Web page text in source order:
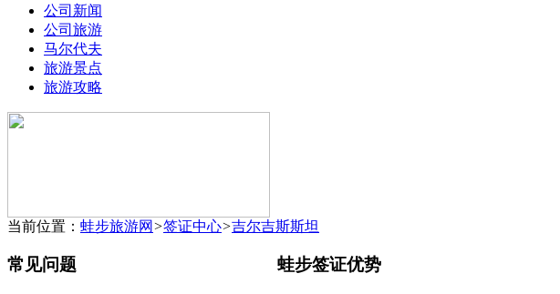
公司新闻
公司旅游
马尔代夫
旅游景点
旅游攻略
当前位置： 蛙步旅游网 >签证中心>吉尔吉斯斯坦
常见问题 蛙步签证优势